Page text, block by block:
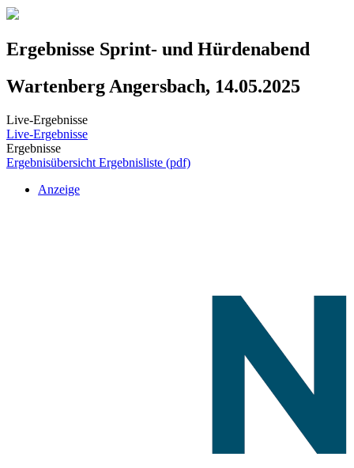
Ergebnisse Sprint- und Hürdenabend
Wartenberg Angersbach, 14.05.2025
Live-Ergebnisse
Live-Ergebnisse
Ergebnisse
Ergebnisübersicht Ergebnisliste (pdf)
Anzeige